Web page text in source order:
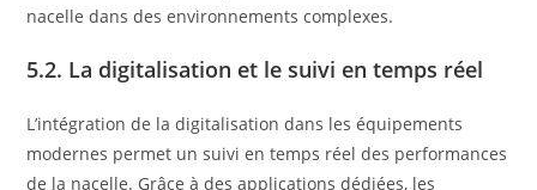
nacelle dans des environnements complexes.
5.2. La digitalisation et le suivi en temps réel
L’intégration de la digitalisation dans les équipements
modernes permet un suivi en temps réel des performances
de la nacelle. Grâce à des applications dédiées, les